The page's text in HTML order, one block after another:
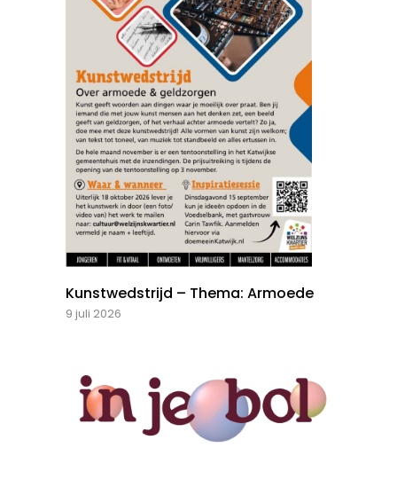
Kunstwedstrijd – Thema: Armoede
9 juli 2026